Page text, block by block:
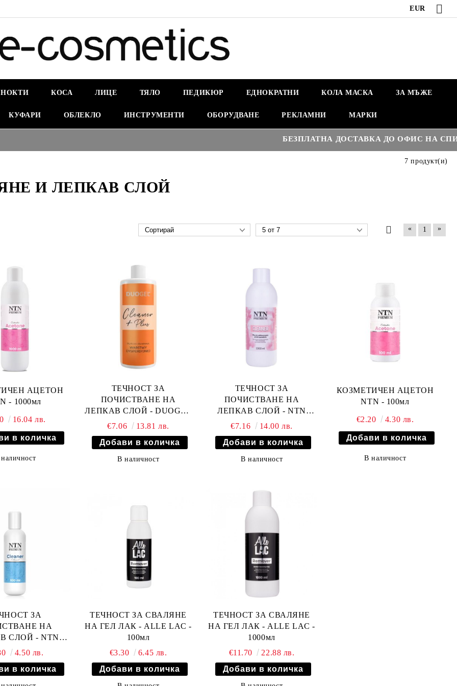
EUR
НОКТИ КОСА ЛИЦЕ ТЯЛО ПЕДИКЮР ЕДНОКРАТНИ КОЛА МАСКА ЗА МЪЖЕ
КУФАРИ ОБЛЕКЛО ИНСТРУМЕНТИ ОБОРУДВАНЕ РЕКЛАМНИ МАРКИ
БЕЗПЛАТНА ДОСТАВКА ДО ОФИС НА СПИДИ
И ЛЕПКАВ СЛОЙ
7 продукт(и)
« 1 »
АЦЕТОН
- 1000мл
16.04 лв.
ТЕЧНОСТ ЗА
ПОЧИСТВАНЕ НА
ЛЕПКАВ СЛОЙ - DUOGEL
CLEANER + PLUS - 500мл
€7.06 13.81 лв.
В наличност
ТЕЧНОСТ ЗА
ПОЧИСТВАНЕ НА
ЛЕПКАВ СЛОЙ - NTN
PREMIUM - 1000мл
€7.16 14.00 лв.
В наличност
КОЗМЕТИЧЕН АЦЕТОН
NTN - 100мл
€2.20 4.30 лв.
В наличност
ЗА
НА
СЛОЙ - NTN
- 100мл
4.50 лв.
ТЕЧНОСТ ЗА СВАЛЯНE
НА ГЕЛ ЛАК - ALLE LAC -
100мл
€3.30
6.45 лв.
ТЕЧНОСТ ЗА СВАЛЯНE
НА ГЕЛ ЛАК - ALLE LAC -
1000мл
€11.70
22.88 лв.